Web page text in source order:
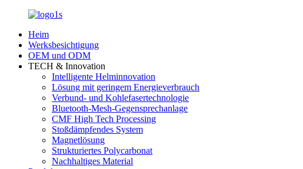
Heim
Werksbesichtigung
OEM und ODM
TECH & Innovation
Intelligente Helminnovation
Lösung mit geringem Energieverbrauch
Verbund- und Kohlefasertechnologie
Bluetooth-Mesh-Gegensprechanlage
CMF High Tech Processing
Stoßdämpfendes System
Magnetlösung
Strukturiertes Polycarbonat
Nachhaltiges Material